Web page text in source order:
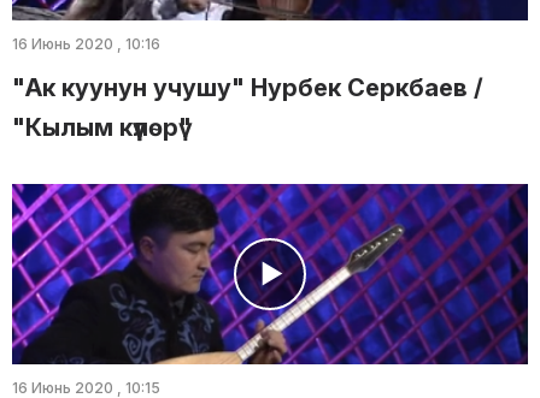
16 Июнь 2020 , 10:16
"Ак куунун учушу" Нурбек Серкбаев /
"Кылым күүлөрү"
16 Июнь 2020 , 10:15